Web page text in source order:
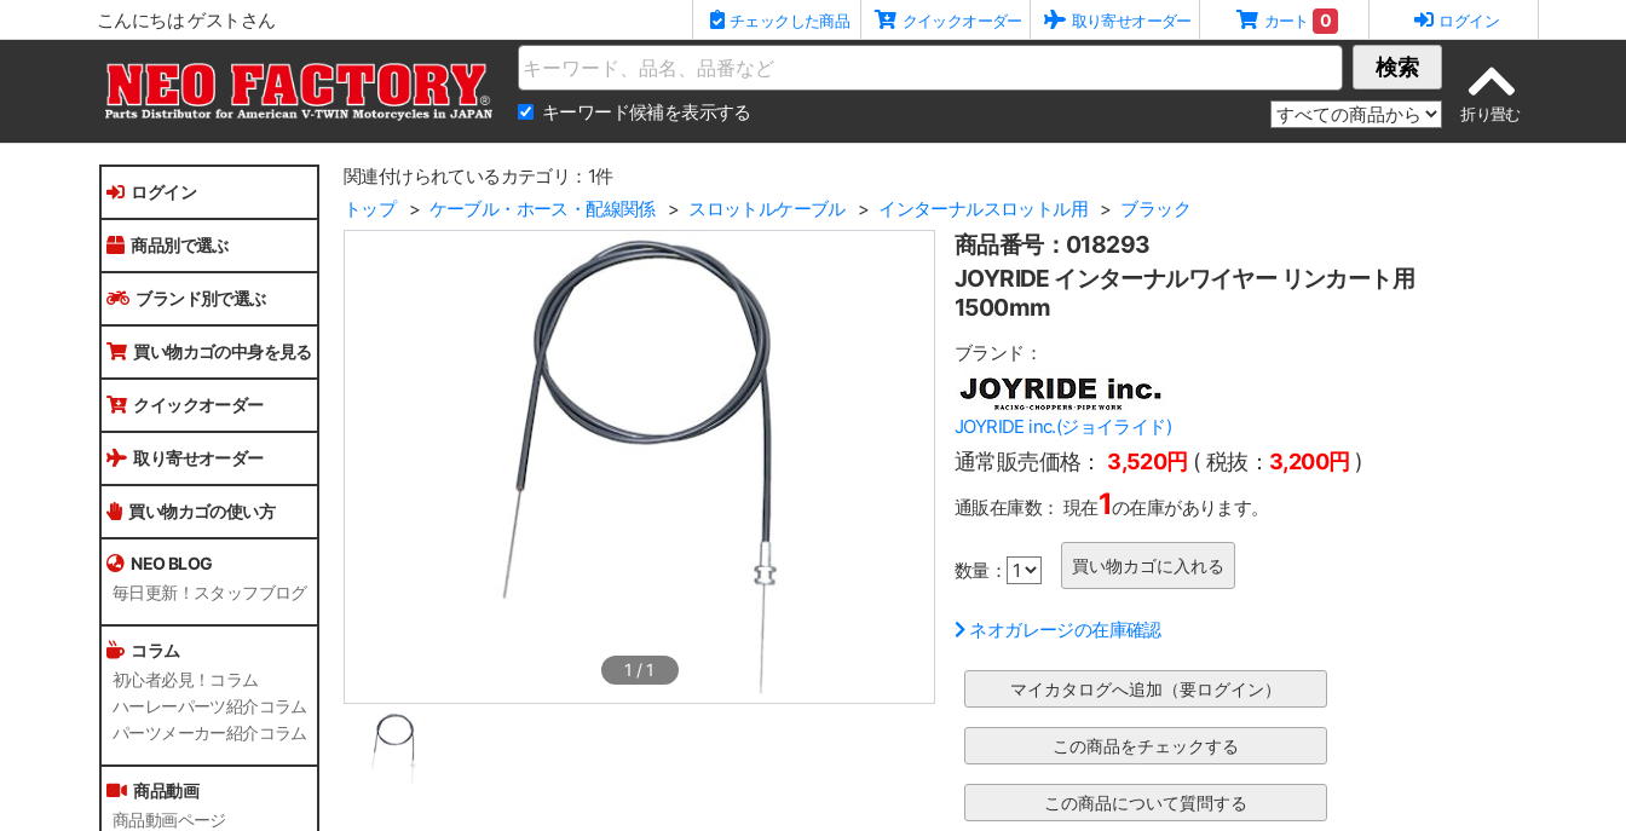
こんにちは ゲストさん チェックした商品 クイックオーダー 取り寄せオーダー カート 0 ログイン
Name 検索
キーワード候補を表示する
ログイン
商品別で選ぶ
ブランド別で選ぶ
買い物カゴの中身を見る
クイックオーダー
取り寄せオーダー
買い物カゴの使い方
NEO BLOG
毎日更新！スタッフブログ
コラム
初心者必見！コラム
ハーレーパーツ紹介コラム
パーツメーカー紹介コラム
商品動画
商品動画ページ
関連付けられているカテゴリ：1件
トップ
ケーブル・ホース・配線関係 スロットルケーブル インターナルスロットル用 ブラック
1 / 1
商品番号：018293
JOYRIDE インターナルワイヤー リンカート用
1500mm
ブランド：
JOYRIDE inc.(ジョイライド)
通常販売価格： 3,520円 ( 税抜： 3,200円 )
通販在庫数： 現在1の在庫があります。
数量：
ネオガレージの在庫確認